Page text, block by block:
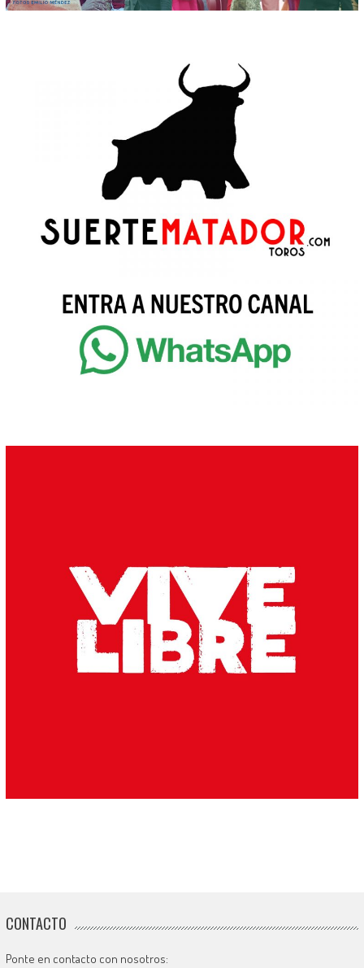
CONTACTO
Ponte en contacto con nosotros: